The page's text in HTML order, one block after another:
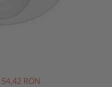
54,42 RON